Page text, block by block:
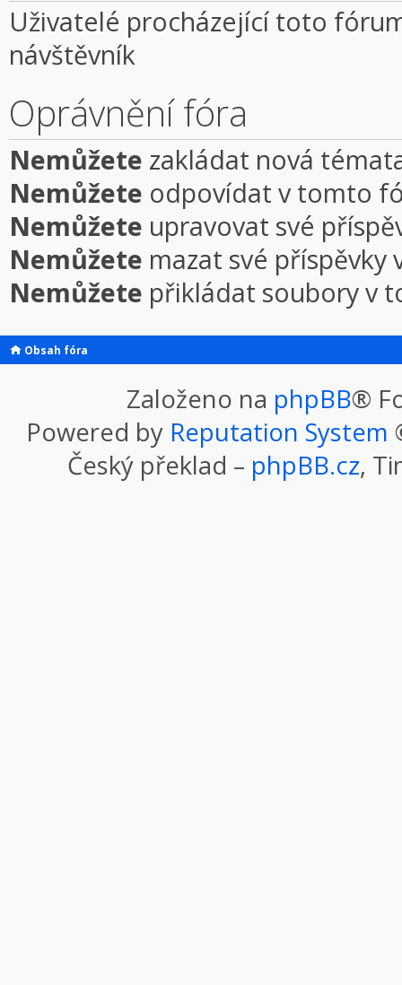
Uživatelé procházející toto
návštěvník
Oprávnění fóra
Nemůžete zakládat nová
Nemůžete odpovídat v tomto
Nemůžete upravovat své
Nemůžete mazat své
Nemůžete přikládat soubory v
Obsah fóra
Založeno na phpBB®
Powered by Reputation System
Český překlad – phpBB.cz,